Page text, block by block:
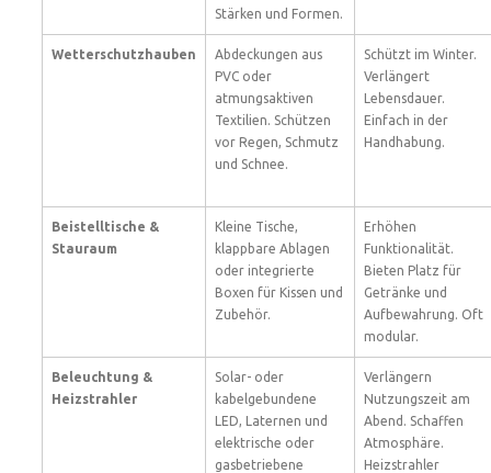
Stärken und Formen.
Wetterschutzhauben
Abdeckungen aus
PVC oder
atmungsaktiven
Textilien. Schützen
vor Regen, Schmutz
und Schnee.
Schützt im Winter.
Verlängert
Lebensdauer.
Einfach in der
Handhabung.
Beistelltische &
Stauraum
Kleine Tische,
klappbare Ablagen
oder integrierte
Boxen für Kissen und
Zubehör.
Erhöhen
Funktionalität.
Bieten Platz für
Getränke und
Aufbewahrung. Oft
modular.
Beleuchtung &
Heizstrahler
Solar- oder
kabelgebundene
LED, Laternen und
elektrische oder
gasbetriebene
Verlängern
Nutzungszeit am
Abend. Schaffen
Atmosphäre.
Heizstrahler